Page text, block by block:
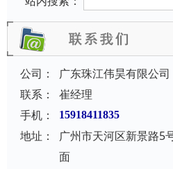
公司：
广东珠江伟昊有限公司
联系：
崔经理
手机：
15918411835
地址：
广州市天河区新景路5
面